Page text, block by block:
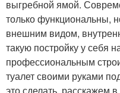
выгребной ямой.
только функциональны,
внешним видом,
такую постройку у себя
профессиональным
туалет своими руками
это сделать, расскажем